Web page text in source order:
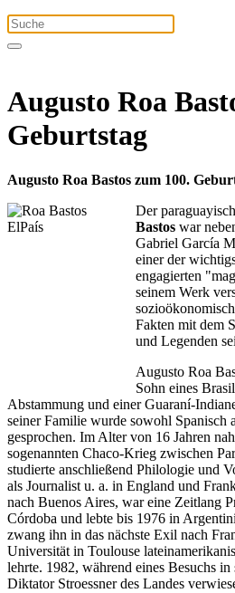
Augusto Roa
Geburtstag
Augusto Roa Bastos zum 100.
Der
Bastos war
Gabriel García
einer der
engagierten
seinem Werk
Fakten mit dem
und Legenden
Augusto Roa
Sohn eines
Abstammung und einer Guaraní-
seiner Familie wurde sowohl Spanisch
gesprochen. Im Alter von 16 Jahren
sogenannten Chaco-Krieg zwischen
studierte anschließend Philologie und
als Journalist u. a. in England und
nach Buenos Aires, war eine Zeitlang
Córdoba und lebte bis 1976 in
zwang ihn in das nächste Exil nach
Universität in Toulouse
lehrte. 1982, während eines Besuchs
Diktator Stroessner des Landes